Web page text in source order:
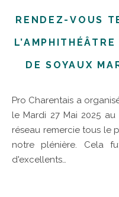
RENDEZ-VOUS
DE SOYAUX
Pro Charentais a organisé son A.G. Annuelle qui avait lieu
le Mardi 27 Mai 2025
réseau remercie tous le
notre plénière. Cela
d'excellents…